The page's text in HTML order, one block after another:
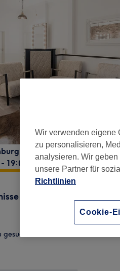
Eilbek, 22089
hast?
Wir verwenden eigene
zu personalisieren,
analysieren. Wir
unsere Partner für
Richtlinien
Cookie-